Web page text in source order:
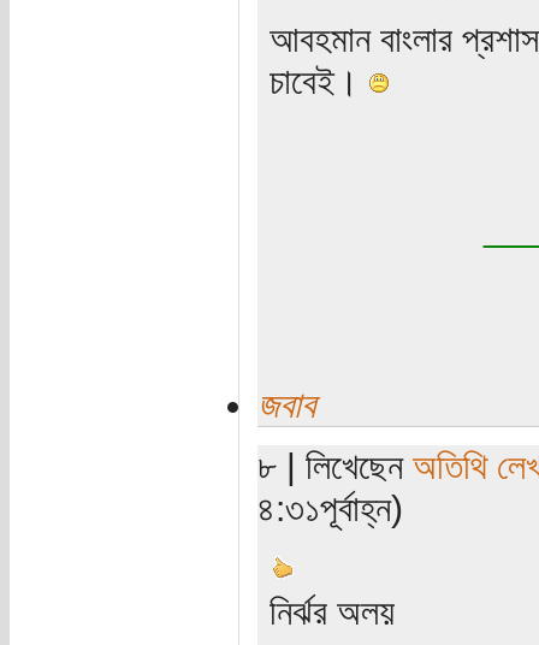
আবহমান বাংলার
চাবেই।
জবাব
৮ | লিখেছেন অতিথি
৪:৩১পূর্বাহ্ন)
নির্ঝর অলয়